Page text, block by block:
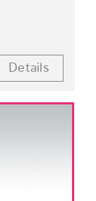
Details